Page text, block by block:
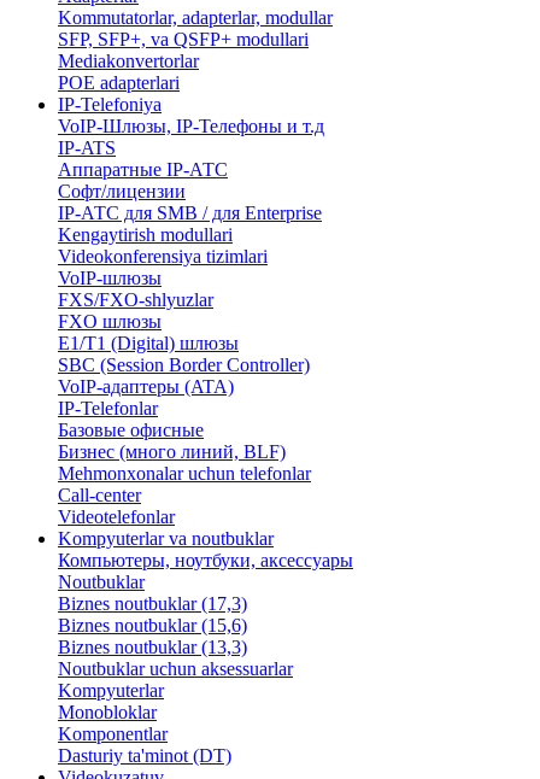
Kommutatorlar, adapterlar, modullar
SFP, SFP+, va QSFP+ modullari
Mediakonvertorlar
POE adapterlari
IP-Telefoniya
VoIP-Шлюзы, IP-Телефоны и т.д
IP-ATS
Аппаратные IP-АТС
Софт/лицензии
IP-АТС для SMB / для Enterprise
Kengaytirish modullari
Videokonferensiya tizimlari
VoIP-шлюзы
FXS/FXO-shlyuzlar
FXO шлюзы
E1/T1 (Digital) шлюзы
SBC (Session Border Controller)
VoIP-адаптеры (ATA)
IP-Telefonlar
Базовые офисные
Бизнес (много линий, BLF)
​Mehmonxonalar uchun telefonlar
Call-center
​Videotelefonlar
Kompyuterlar va noutbuklar
Компьютеры, ноутбуки, аксессуары
Noutbuklar
Biznes noutbuklar (17,3)
Biznes noutbuklar (15,6)
Biznes noutbuklar (13,3)
Noutbuklar uchun aksessuarlar
Kompyuterlar
Monobloklar
Komponentlar
Dasturiy ta'minot (DT)